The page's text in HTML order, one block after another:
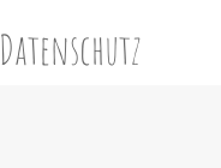
Datenschutz